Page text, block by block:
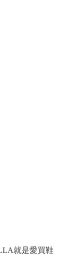
就是愛買鞋